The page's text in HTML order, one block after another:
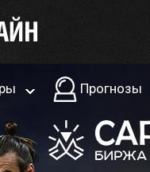
Прогнозы